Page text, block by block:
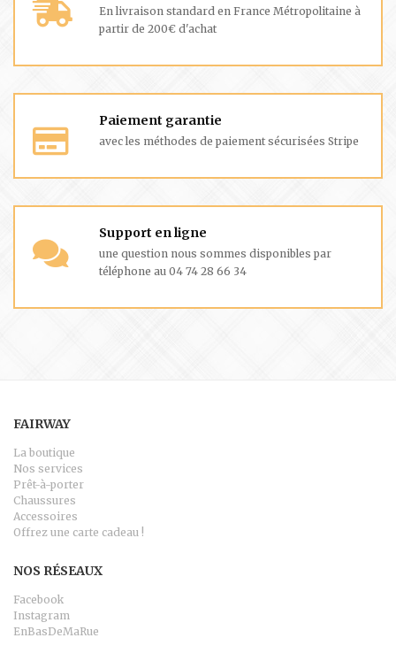
En livraison standard en France Métropolitaine à
partir de 200€ d'achat
Paiement garantie
avec les méthodes de paiement sécurisées Stripe
Support en ligne
une question nous sommes disponibles par
téléphone au 04 74 28 66 34
FAIRWAY
La boutique
Nos services
Prêt-à-porter
Chaussures
Accessoires
Offrez une carte cadeau !
NOS RÉSEAUX
Facebook
Instagram
EnBasDeMaRue